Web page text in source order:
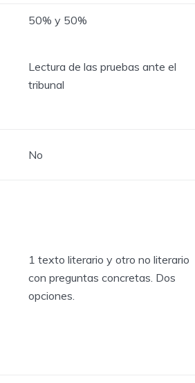
50% y 50%
Lectura de las pruebas ante el
tribunal
No
1 texto literario y otro no literario
con preguntas concretas. Dos
opciones.